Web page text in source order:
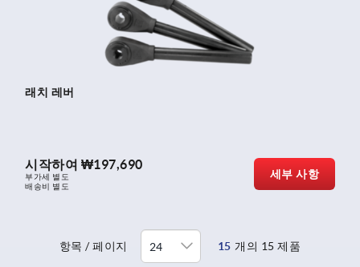
래치 레버
시작하여 ₩197,690
부가세 별도
배송비 별도
세부 사항
항목 / 페이지 15 개의 15 제품